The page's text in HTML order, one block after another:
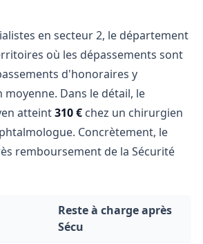
en secteur 2, le département
où les dépassements sont
d'honoraires y
moyenne. Dans le détail, le
atteint310 € chez un chirurgien
Concrètement, le
remboursement de la Sécurité
Reste à charge après
Sécu